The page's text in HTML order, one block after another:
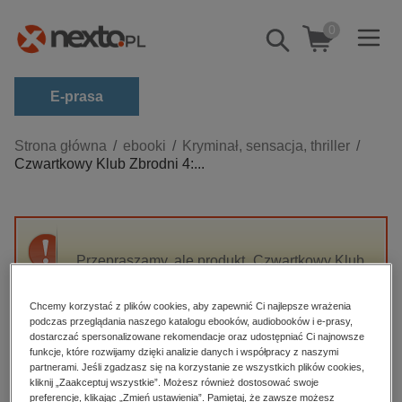
Pokaż/schowaj
wyszukiwarkę
0
E-prasa
Kategorie
Zobacz wszystkie E-prasa
budownictwo, aranżacja wnętrz
darmowe wydania
edukacja
hobby, sport, rozrywka
komputery, internet, technologie, informatyka
Strona główna ebooki
Kryminał, sensacja, thriller
Czwartkowy Klub Zbrodni 4:...
Przepraszamy, ale produkt „Czwartkowy Klub
High-contrast mode
Polecane
Chcemy korzystać z plików cookies, aby zapewnić Ci najlepsze wrażenia
podczas przeglądania naszego katalogu ebooków, audiobooków i e-prasy,
dostarczać spersonalizowane rekomendacje oraz udostępniać Ci najnowsze
funkcje, które rozwijamy dzięki analizie danych i współpracy z naszymi
partnerami. Jeśli zgadzasz się na korzystanie ze wszystkich plików cookies,
kliknij „Zaakceptuj wszystkie”. Możesz również dostosować swoje
preferencje, klikając „Zmień ustawienia”. Pamiętaj, że zawsze możesz